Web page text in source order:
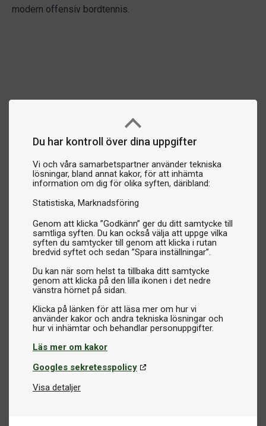
Du har kontroll över dina uppgifter
Vi och våra samarbetspartner använder tekniska
lösningar, bland annat kakor, för att inhämta
information om dig för olika syften, däribland:
Statistiska Marknadsföring
Genom att klicka ”Godkänn” ger du ditt samtycke till
samtliga syften. Du kan också välja att uppge vilka
syften du samtycker till genom att klicka i rutan
bredvid syftet och sedan ”Spara inställningar”.
Du kan när som helst ta tillbaka ditt samtycke
genom att klicka på den lilla ikonen i det nedre
vänstra hörnet på sidan.
Klicka på länken för att läsa mer om hur vi
använder kakor och andra tekniska lösningar och
Läs mer om kakor
Googles sekretesspolicy
Visa detaljer
modern offensiv bordtennis.